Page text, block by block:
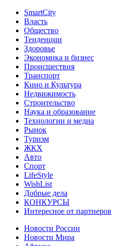
SmartCity
Власть
Общество
Тенденции
Здоровье
Экономика и бизнес
Происшествия
Транспорт
Кино и Культура
Недвижимость
Строительство
Наука и образование
Технологии и медиа
Рынок
Туризм
ЖКХ
Авто
Спорт
LifeStyle
WishList
Добрые дела
КОНКУРСЫ
Интересное от партнеров
Новости России
Новости Мира